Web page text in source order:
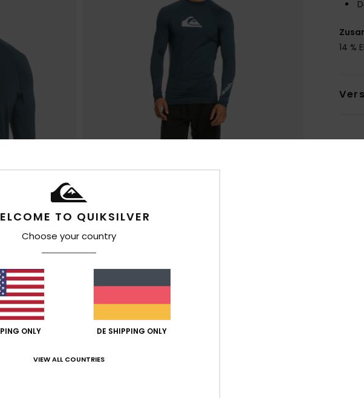
14 %
Durchschnittliche Bewertung
TO QUIKSILVER
Choose your country
ONLY DE SHIPPING ONLY
VIEW ALL COUNTRIES